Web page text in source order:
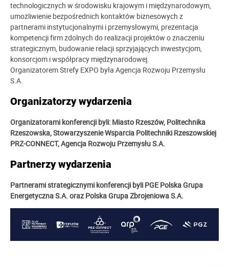
technologicznych w środowisku krajowym i międzynarodowym,
umożliwienie bezpośrednich kontaktów biznesowych z
partnerami instytucjonalnymi i przemysłowymi, prezentacja
kompetencji firm zdolnych do realizacji projektów o znaczeniu
strategicznym, budowanie relacji sprzyjających inwestycjom,
konsorcjom i współpracy międzynarodowej.
Organizatorem Strefy EXPO była Agencja Rozwoju Przemysłu
S.A.
Organizatorzy wydarzenia
Organizatorami konferencji byli: Miasto Rzeszów, Politechnika
Rzeszowska, Stowarzyszenie Wsparcia Politechniki Rzeszowskiej
PRZ-CONNECT, Agencja Rozwoju Przemysłu S.A.
Partnerzy wydarzenia
Partnerami strategicznymi konferencji byli PGE Polska Grupa
Energetyczna S.A. oraz Polska Grupa Zbrojeniowa S.A.